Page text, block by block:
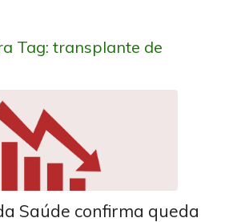
Tag: transplante de
Saúde confirma queda